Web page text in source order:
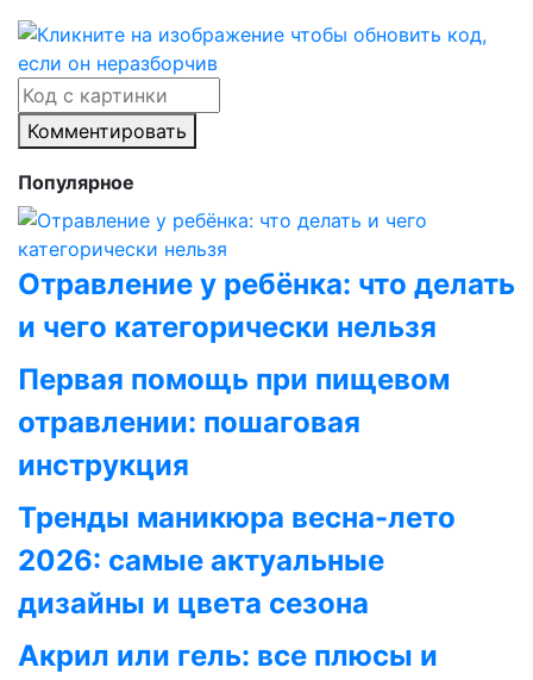
Комментировать
Популярное
Отравление у ребёнка: что делать
и чего категорически нельзя
Первая помощь при пищевом
отравлении: пошаговая
инструкция
Тренды маникюра весна-лето
2026: самые актуальные
дизайны и цвета сезона
Акрил или гель: все плюсы и